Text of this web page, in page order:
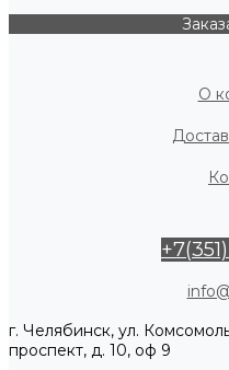
О
г. Челябинск, ул.
проспект, д. 10, оф 9